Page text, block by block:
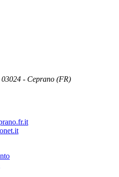
- Ceprano (FR)